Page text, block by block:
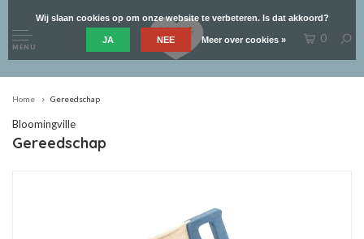
MENU
0
Home Gereedschap
Bloomingville
Gereedschap
Wij slaan cookies op om onze website te verbeteren. Is dat akkoord?
JA NEE Meer over cookies »